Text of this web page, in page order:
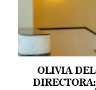
OLIVIA